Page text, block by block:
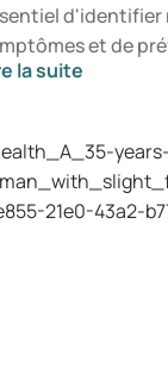
d'identifier
et de
champignon.
à candida
ainsi à quel
un
la suite